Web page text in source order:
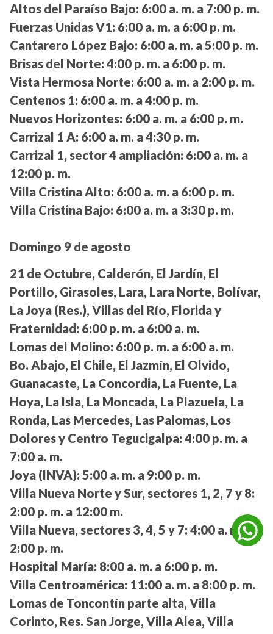
Altos del Paraíso Bajo: 6:00 a. m. a 7:00 p. m.
Fuerzas Unidas V1: 6:00 a. m. a 6:00 p. m.
Cantarero López Bajo: 6:00 a. m. a 5:00 p. m.
Brisas del Norte: 4:00 p. m. a 6:00 p. m.
Vista Hermosa Norte: 6:00 a. m. a 2:00 p. m.
Centenos 1: 6:00 a. m. a 4:00 p. m.
Nuevos Horizontes: 6:00 a. m. a 6:00 p. m.
Carrizal 1 A: 6:00 a. m. a 4:30 p. m.
Carrizal 1, sector 4 ampliación: 6:00 a. m. a
12:00 p. m.
Villa Cristina Alto: 6:00 a. m. a 6:00 p. m.
Villa Cristina Bajo: 6:00 a. m. a 3:30 p. m.
Domingo 9 de agosto
21 de Octubre, Calderón, El Jardín, El
Portillo, Girasoles, Lara, Lara Norte, Bolívar,
La Joya (Res.), Villas del Río, Florida y
Fraternidad: 6:00 p. m. a 6:00 a. m.
Lomas del Molino: 6:00 p. m. a 6:00 a. m.
Bo. Abajo, El Chile, El Jazmín, El Olvido,
Guanacaste, La Concordia, La Fuente, La
Hoya, La Isla, La Moncada, La Plazuela, La
Ronda, Las Mercedes, Las Palomas, Los
Dolores y Centro Tegucigalpa: 4:00 p. m. a
7:00 a. m.
Joya (INVA): 5:00 a. m. a 9:00 p. m.
Villa Nueva Norte y Sur, sectores 1, 2, 7 y 8:
2:00 p. m. a 12:00 m.
Villa Nueva, sectores 3, 4, 5 y 7: 4:00 a. m. a
2:00 p. m.
Hospital María: 8:00 a. m. a 6:00 p. m.
Villa Centroamérica: 11:00 a. m. a 8:00 p. m.
Lomas de Toncontín parte alta, Villa
Corinto, Res. San Jorge, Villa Alea, Villa